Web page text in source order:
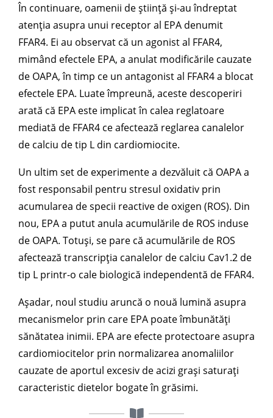
În continuare, oamenii de știință și-au îndreptat
atenția asupra unui receptor al EPA denumit
FFAR4. Ei au observat că un agonist al FFAR4,
mimând efectele EPA, a anulat modificările cauzate
de OAPA, în timp ce un antagonist al FFAR4 a blocat
efectele EPA. Luate împreună, aceste descoperiri
arată că EPA este implicat în calea reglatoare
mediată de FFAR4 ce afectează reglarea canalelor
de calciu de tip L din cardiomiocite.
Un ultim set de experimente a dezvăluit că OAPA a
fost responsabil pentru stresul oxidativ prin
acumularea de specii reactive de oxigen (ROS). Din
nou, EPA a putut anula acumulările de ROS induse
de OAPA. Totuși, se pare că acumulările de ROS
afectează transcripția canalelor de calciu Cav1.2 de
tip L printr-o cale biologică independentă de FFAR4.
Așadar, noul studiu aruncă o nouă lumină asupra
mecanismelor prin care EPA poate îmbunătăți
sănătatea inimii. EPA are efecte protectoare asupra
cardiomiocitelor prin normalizarea anomaliilor
cauzate de aportul excesiv de acizi grași saturați
caracteristic dietelor bogate în grăsimi.